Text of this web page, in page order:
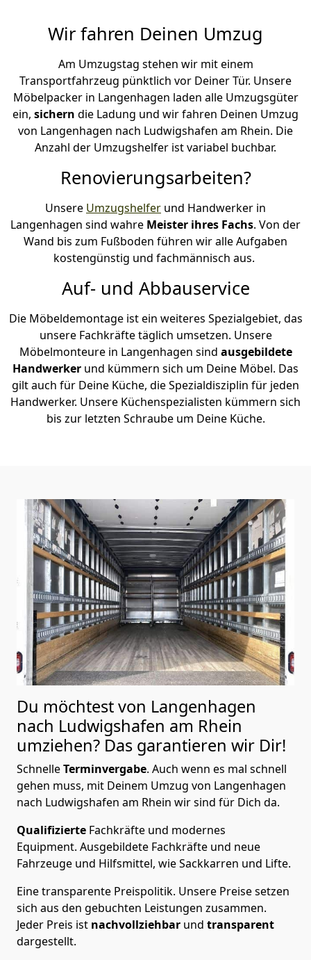
Wir fahren Deinen Umzug
Am Umzugstag stehen wir mit einem
Transportfahrzeug pünktlich vor Deiner Tür. Unsere
Möbelpacker in Langenhagen laden alle Umzugsgüter
ein, sichern die Ladung und wir fahren Deinen Umzug
von Langenhagen nach Ludwigshafen am Rhein. Die
Anzahl der Umzugshelfer ist variabel buchbar.
Renovierungsarbeiten?
Unsere Umzugshelfer und Handwerker in
Langenhagen sind wahre Meister ihres Fachs. Von der
Wand bis zum Fußboden führen wir alle Aufgaben
kostengünstig und fachmännisch aus.
Auf- und Abbauservice
Die Möbeldemontage ist ein weiteres Spezialgebiet, das
unsere Fachkräfte täglich umsetzen. Unsere
Möbelmonteure in Langenhagen sind ausgebildete
Handwerker und kümmern sich um Deine Möbel. Das
gilt auch für Deine Küche, die Spezialdisziplin für jeden
Handwerker. Unsere Küchenspezialisten kümmern sich
bis zur letzten Schraube um Deine Küche.
Du möchtest von Langenhagen
nach Ludwigshafen am Rhein
umziehen? Das garantieren wir Dir!
SchnelleTerminvergabe. Auch wenn es mal schnell
gehen muss, mit Deinem Umzug von Langenhagen
nach Ludwigshafen am Rhein wir sind für Dich da.
Qualifizierte Fachkräfte und modernes
Equipment. Ausgebildete Fachkräfte und neue
Fahrzeuge und Hilfsmittel, wie Sackkarren und Lifte.
Eine transparente Preispolitik. Unsere Preise setzen
sich aus den gebuchten Leistungen zusammen.
Jeder Preis ist nachvollziehbar und transparent
dargestellt.